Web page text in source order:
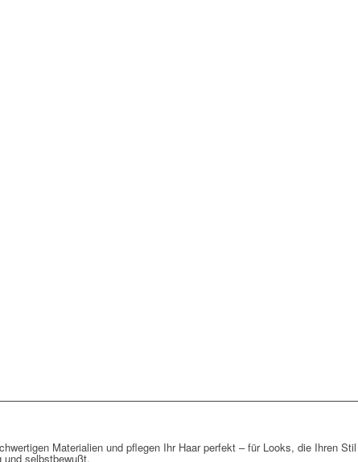
Materialien und pflegen Ihr Haar perfekt – für Looks, die Ihren Stil
und selbstbewußt.